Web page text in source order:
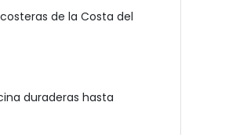
de la Costa del
duraderas hasta